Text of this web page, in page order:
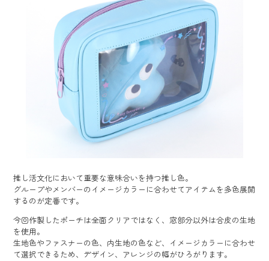
推し活文化において重要な意味合いを持つ推し色。
グループやメンバーのイメージカラーに合わせてアイテムを多色展開
するのが定番です。
今回作製したポーチは全面クリアではなく、窓部分以外は合皮の生地
を使用。
生地色やファスナーの色、内生地の色など、イメージカラーに合わせ
て選択できるため、デザイン、アレンジの幅がひろがります。